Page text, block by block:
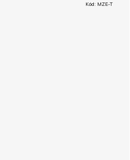
Kód: MZE-T